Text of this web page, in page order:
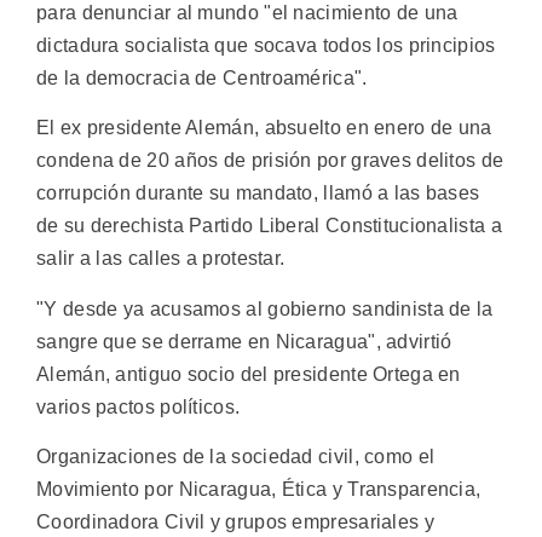
para denunciar al mundo "el nacimiento de una
dictadura socialista que socava todos los principios
de la democracia de Centroamérica".
El ex presidente Alemán, absuelto en enero de una
condena de 20 años de prisión por graves delitos de
corrupción durante su mandato, llamó a las bases
de su derechista Partido Liberal Constitucionalista a
salir a las calles a protestar.
"Y desde ya acusamos al gobierno sandinista de la
sangre que se derrame en Nicaragua", advirtió
Alemán, antiguo socio del presidente Ortega en
varios pactos políticos.
Organizaciones de la sociedad civil, como el
Movimiento por Nicaragua, Ética y Transparencia,
Coordinadora Civil y grupos empresariales y